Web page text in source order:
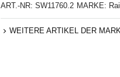
ART.-NR: SW11760.2 MARKE:
WEITERE ARTIKEL DER